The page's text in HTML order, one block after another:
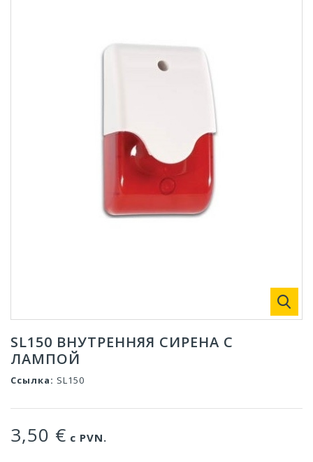
SL150 ВНУТРЕННЯЯ СИРЕНА С
ЛАМПОЙ
Ссылка: SL150
3,50 € с PVN.